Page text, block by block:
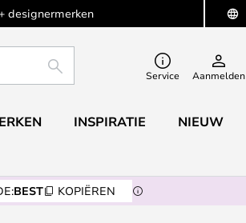
designermerken
ZOEKEN Service Aanmelden
INSPIRATIE NIEUW
BEST KOPIËREN